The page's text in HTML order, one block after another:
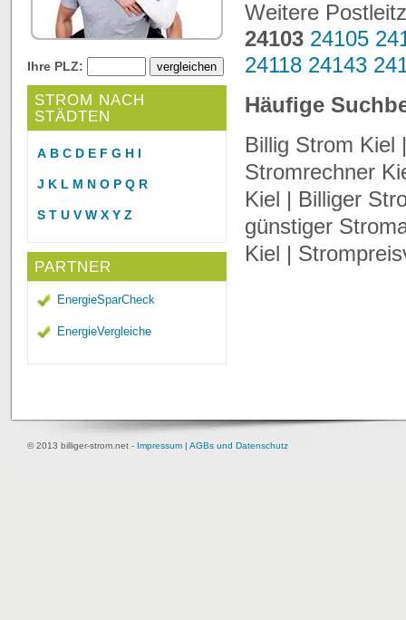
Ihre PLZ:
STROM NACH
STÄDTEN
A B C D E F G H I
J K L M N O P Q R
S T U V W X Y Z
PARTNER
EnergieSparCheck
EnergieVergleiche
Weitere
24103 24105
24118 24143
Häufige
Billig Strom Kiel
Stromrechner
Kiel | Billiger
günstiger
Kiel |
© 2013 billiger-strom.net - Impressum | AGBs und Datenschutz